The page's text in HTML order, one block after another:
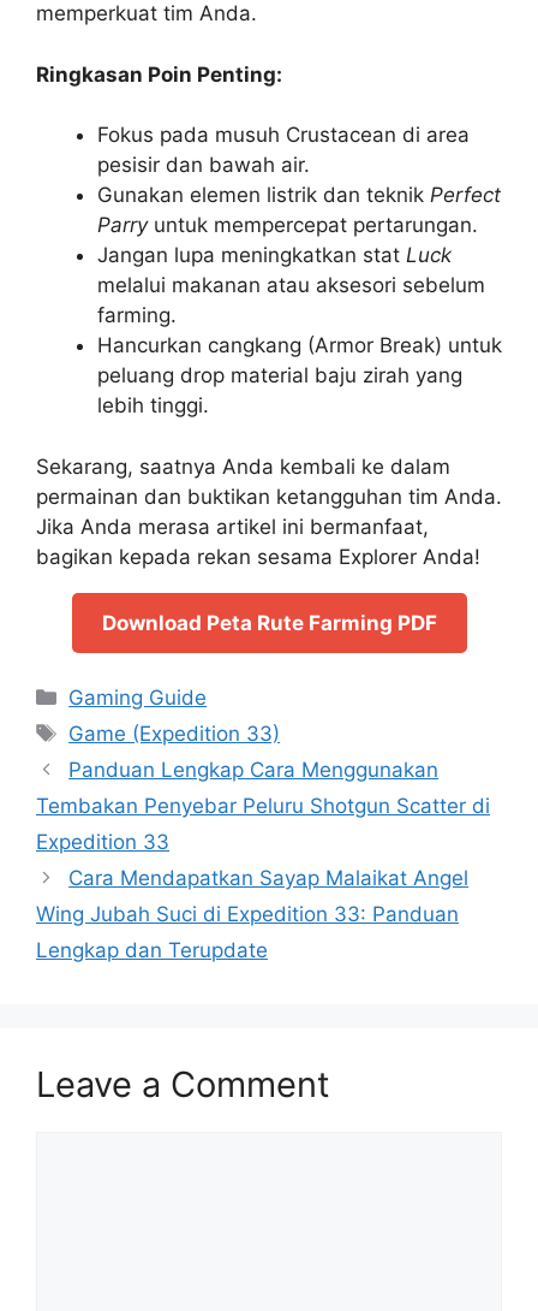
memperkuat tim Anda.
Ringkasan Poin Penting:
Fokus pada musuh Crustacean di area
pesisir dan bawah air.
Gunakan elemen listrik dan teknik Perfect
Parryuntuk mempercepat pertarungan.
Jangan lupa meningkatkan stat Luck
melalui makanan atau aksesori sebelum
farming.
Hancurkan cangkang (Armor Break) untuk
peluang drop material baju zirah yang
lebih tinggi.
Sekarang, saatnya Anda kembali ke dalam
permainan dan buktikan ketangguhan tim Anda.
Jika Anda merasa artikel ini bermanfaat,
bagikan kepada rekan sesama Explorer Anda!
Download Peta Rute Farming PDF
Categories
Gaming Guide
Tags
Game (Expedition 33)
Panduan Lengkap Cara Menggunakan
Tembakan Penyebar Peluru Shotgun Scatter di
Expedition 33
Cara Mendapatkan Sayap Malaikat Angel
Wing Jubah Suci di Expedition 33: Panduan
Lengkap dan Terupdate
Leave a Comment